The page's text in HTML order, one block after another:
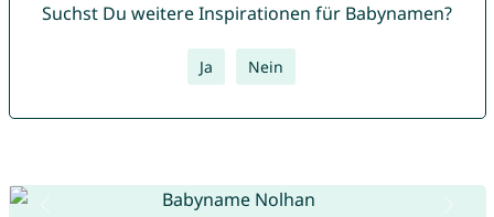
Suchst Du weitere Inspirationen für Babynamen?
Ja Nein